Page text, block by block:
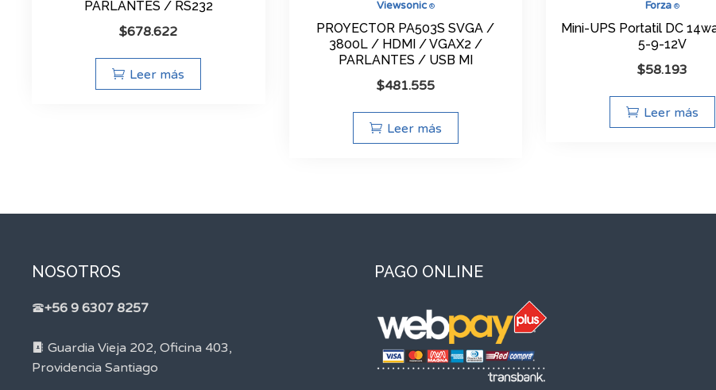
PARLANTES / RS232
$678.622
Leer más
Viewsonic®
PROYECTOR PA503S SVGA /
3800L / HDMI / VGAX2 /
PARLANTES / USB MI
$481.555
Leer más
Forza ®
Mini-UPS Portatil DC
5-9-12V
$58.193
Leer más
NOSOTROS
+56 9 6307 8257
Guardia Vieja 202, Oficina 403,
Providencia Santiago
PAGO ONLINE